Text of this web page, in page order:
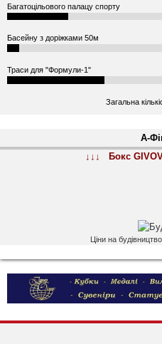
Багатоцільового палацу спорту
Басейну з доріжками 50м
Траси для "Формули-1"
Загальна
А-
↓↓↓ Бокс
Ціни на